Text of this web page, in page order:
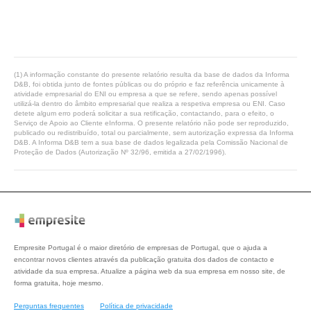
(1) A informação constante do presente relatório resulta da base de dados da Informa
D&B, foi obtida junto de fontes públicas ou do próprio e faz referência unicamente à
atividade empresarial do ENI ou empresa a que se refere, sendo apenas possível
utilizá-la dentro do âmbito empresarial que realiza a respetiva empresa ou ENI. Caso
detete algum erro poderá solicitar a sua retificação, contactando, para o efeito, o
Serviço de Apoio ao Cliente eInforma. O presente relatório não pode ser reproduzido,
publicado ou redistribuído, total ou parcialmente, sem autorização expressa da Informa
D&B. A Informa D&B tem a sua base de dados legalizada pela Comissão Nacional de
Proteção de Dados (Autorização Nº 32/96, emitida a 27/02/1996).
Empresite Portugal é o maior diretório de empresas de Portugal, que o ajuda a
encontrar novos clientes através da publicação gratuita dos dados de contacto e
atividade da sua empresa. Atualize a página web da sua empresa em nosso site, de
forma gratuita, hoje mesmo.
Perguntas frequentes Política de privacidade